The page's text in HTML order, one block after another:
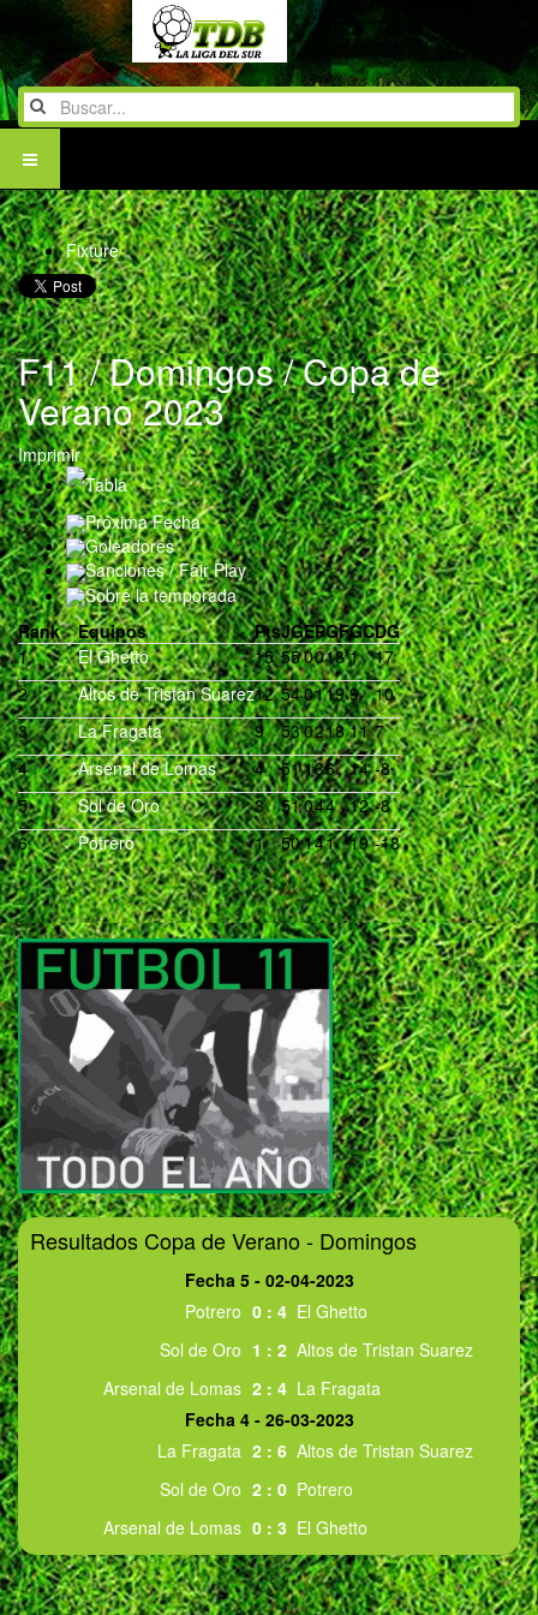
Fixture
F11 / Domingos / Copa de
Verano 2023
Imprimir
Tabla
Próxima Fecha
Goleadores
Sanciones / Fair Play
Sobre la temporada
Rank
Equipos PtsJGEPGFGCDG
1
El Ghetto 15 550018 1
17
2
Altos de Tristan Suarez12 540119 9
10
3
La Fragata 9 530218 11 7
4
Arsenal de Lomas 4 51136 14 -8
5
Sol de Oro 3 51044 12 -8
6
Potrero 1 50141 19 -18
Resultados Copa de Verano - Domingos
Fecha 5 - 02-04-2023
Potrero 0: 4 El Ghetto
Sol de Oro 1 : 2 Altos de Tristan Suarez
Arsenal de Lomas 2: 4 La Fragata
Fecha 4 - 26-03-2023
La Fragata 2: 6 Altos de Tristan Suarez
Sol de Oro 2: 0 Potrero
Arsenal de Lomas 0: 3 El Ghetto